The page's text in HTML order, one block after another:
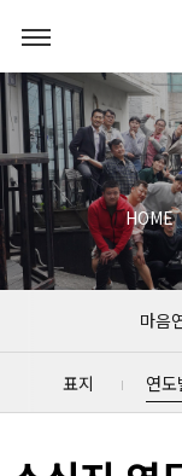
HOME
마음
표지 연